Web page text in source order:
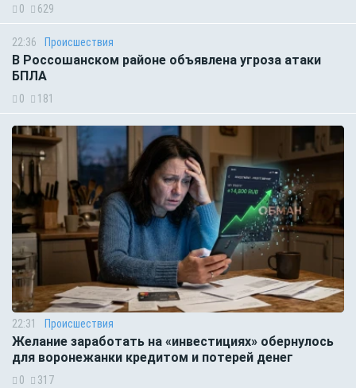
0 629
22:36 Происшествия
В Россошанском районе объявлена угроза атаки
БПЛА
0 181
22:31 Происшествия
Желание заработать на «инвестициях» обернулось
для воронежанки кредитом и потерей денег
0 317